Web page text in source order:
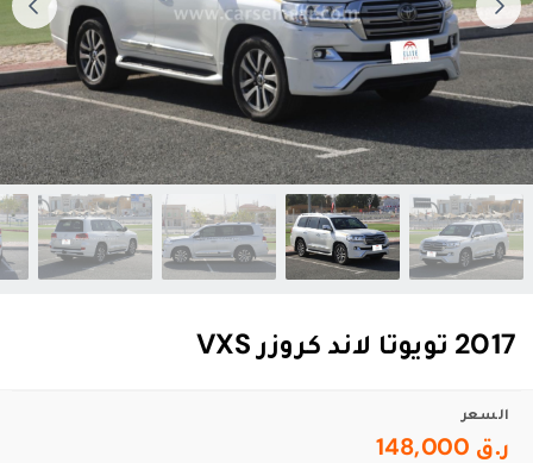
2017 تويوتا لاند كروزر VXS
السعر
ر.ق 148,000